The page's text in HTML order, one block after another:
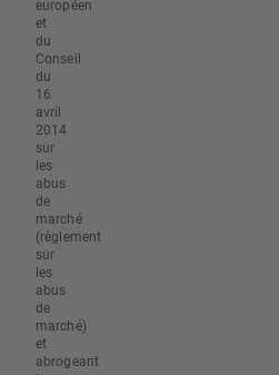
européen
et
du
Conseil
du
16
avril
2014
sur
les
abus
de
marché
(règlement
sur
les
abus
de
marché)
et
abrogeant